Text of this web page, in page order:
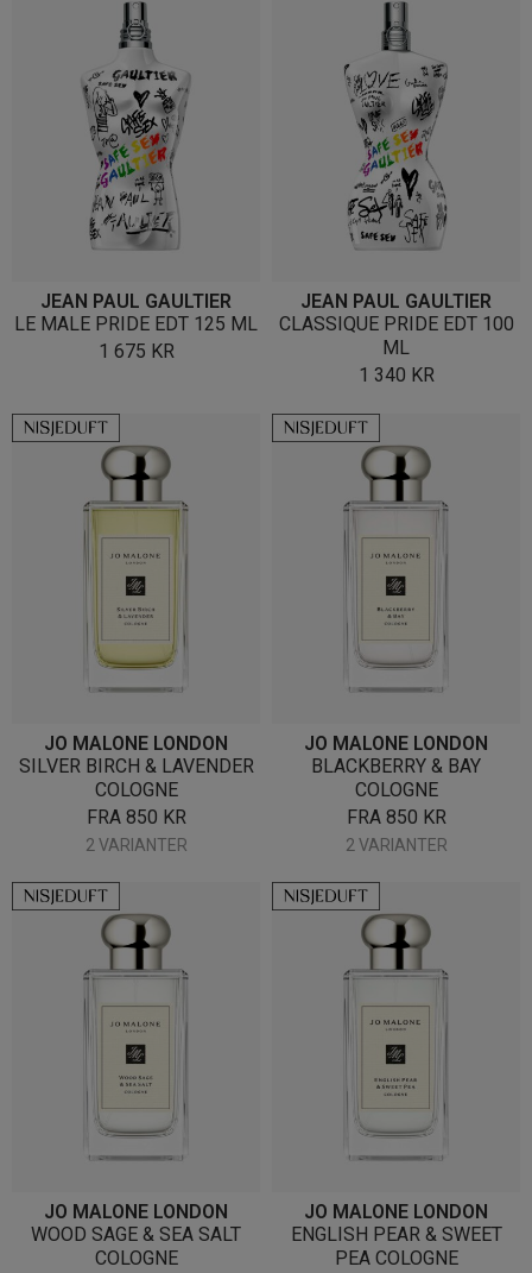
JEAN PAUL GAULTIER
LE MALE PRIDE EDT 125 ML
1 675 KR
JEAN PAUL GAULTIER
CLASSIQUE PRIDE EDT 100
ML
1 340 KR
JO MALONE LONDON
SILVER BIRCH & LAVENDER
COLOGNE
FRA 850 KR
2 VARIANTER
JO MALONE LONDON
BLACKBERRY & BAY
COLOGNE
FRA 850 KR
2 VARIANTER
JO MALONE LONDON
WOOD SAGE & SEA SALT
COLOGNE
JO MALONE LONDON
ENGLISH PEAR & SWEET
PEA COLOGNE